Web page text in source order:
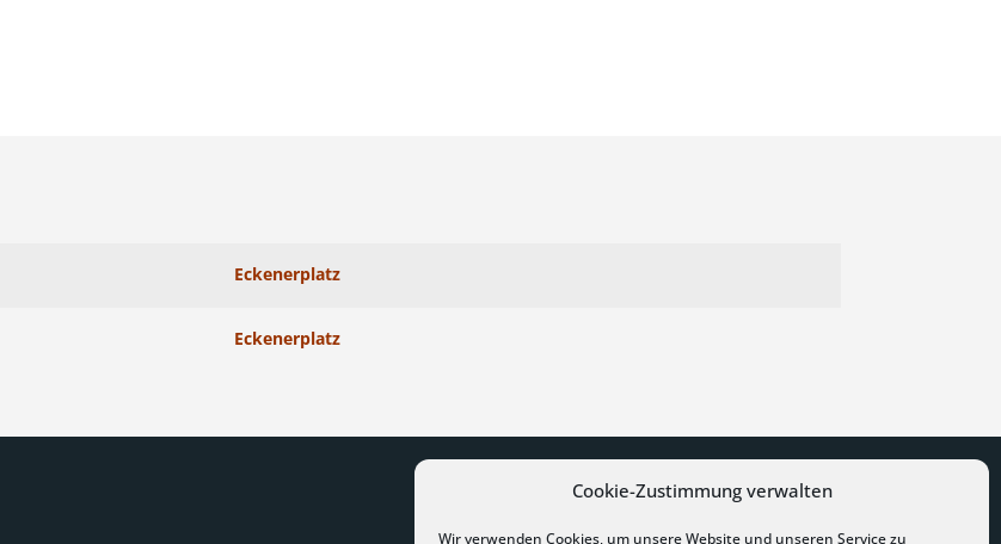
Cookie-Zustimmung verwalten
Wir verwenden Cookies, um unsere Website und unseren Service zu
Eckenerplatz
Eckenerplatz